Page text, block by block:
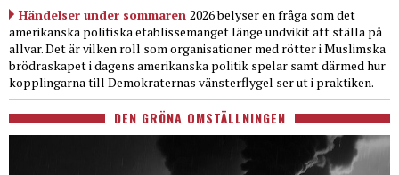
Händelser under sommaren 2026 belyser en fråga som det
amerikanska politiska etablissemanget länge undvikit att ställa på
allvar. Det är vilken roll som organisationer med rötter i Muslimska
brödraskapet i dagens amerikanska politik spelar samt därmed hur
kopplingarna till Demokraternas vänsterflygel ser ut i praktiken.
DEN GRÖNA OMSTÄLLNINGEN